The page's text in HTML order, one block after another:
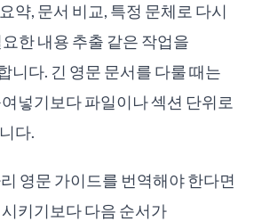
약, 문서 비교, 특정 문체로 다시
한 내용 추출 같은 작업을
니다. 긴 영문 문서를 다룰 때는
넣기보다 파일이나 섹션 단위로
다.
영문 가이드를 번역해야 한다면
키기보다 다음 순서가